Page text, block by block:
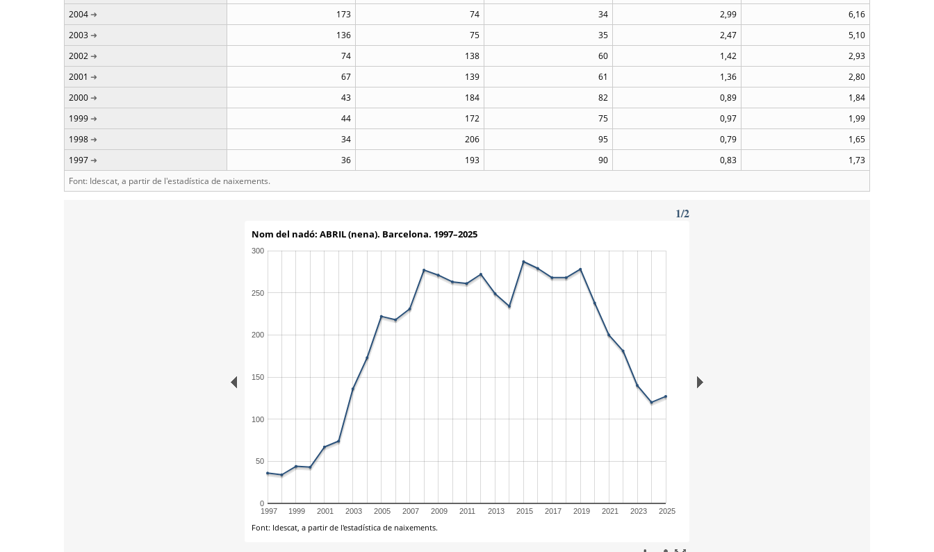
2004
173 74 34 2,99
6,16
2003
136 75 35 2,47
5,10
2002
74 138 60 1,42
2,93
2001
67 139 61 1,36
2,80
2000
43 184 82 0,89
1,84
1999
44 172 75 0,97
1,99
1998
34 206 95 0,79
1,65
1997
36 193 90 0,83
1,73
Font: Idescat, a partir de l'estadística de naixements.